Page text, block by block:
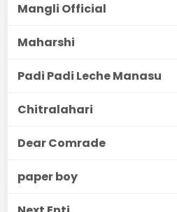
Mangli Official
Maharshi
Padi Padi Leche Manasu
Chitralahari
Dear Comrade
paper boy